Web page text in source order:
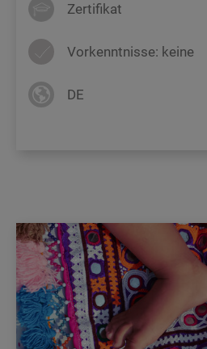
Zertifikat
Vorkenntnisse: keine
DE